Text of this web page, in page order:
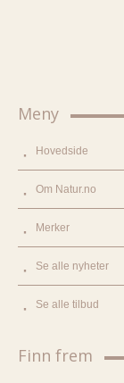
Meny
Hovedside
Om Natur.no
Merker
Se alle nyheter
Se alle tilbud
Finn frem